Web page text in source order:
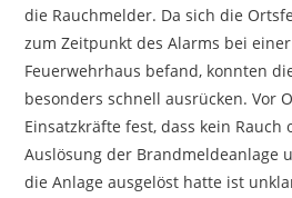
die Rauchmelder. Da sich die
zum Zeitpunkt des Alarms bei
Feuerwehrhaus befand, konnten
besonders schnell ausrücken. Vor
Einsatzkräfte fest, dass kein Rauch
Auslösung der Brandmeldeanlage
die Anlage ausgelöst hatte ist